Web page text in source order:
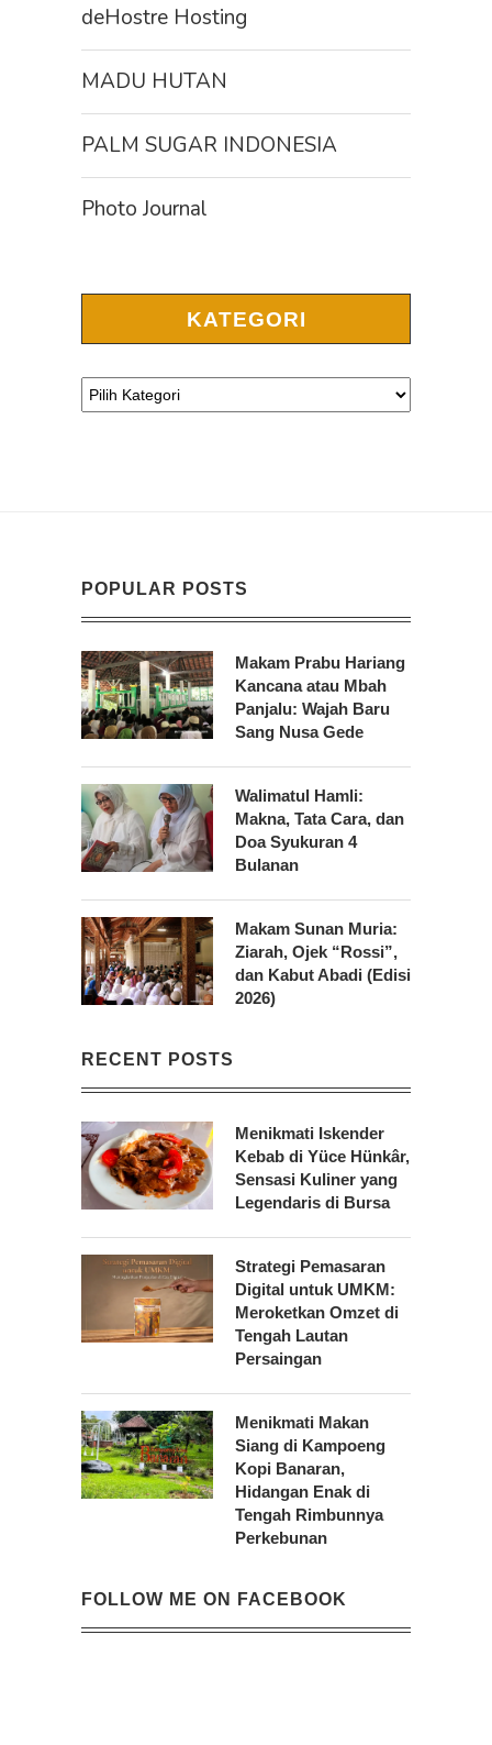
deHostre Hosting
MADU HUTAN
PALM SUGAR INDONESIA
Photo Journal
KATEGORI
POPULAR POSTS
Makam Prabu Hariang
Kancana atau Mbah
Panjalu: Wajah Baru
Sang Nusa Gede
Walimatul Hamli:
Makna, Tata Cara, dan
Doa Syukuran 4
Bulanan
Makam Sunan Muria:
Ziarah, Ojek “Rossi”,
dan Kabut Abadi (Edisi
2026)
RECENT POSTS
Menikmati Iskender
Kebab di Yüce Hünkâr,
Sensasi Kuliner yang
Legendaris di Bursa
Strategi Pemasaran
Digital untuk UMKM:
Meroketkan Omzet di
Tengah Lautan
Persaingan
Menikmati Makan
Siang di Kampoeng
Kopi Banaran,
Hidangan Enak di
Tengah Rimbunnya
Perkebunan
FOLLOW ME ON FACEBOOK